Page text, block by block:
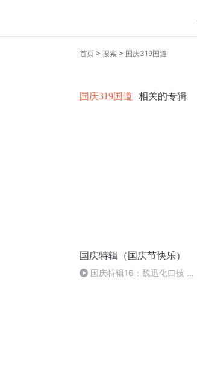
首页 > 搜索 > 国庆319国道
国庆319国道 相关的专辑
国庆特辑（国庆节快乐）
国庆特辑16：魏迅化口技 二